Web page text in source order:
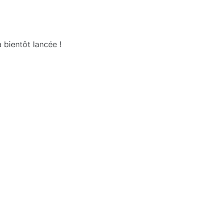
bientôt lancée !